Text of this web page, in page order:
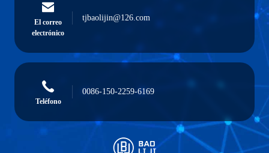
El correo
electrónico
tjbaolijin@126.com
Teléfono
0086-150-2259-6169